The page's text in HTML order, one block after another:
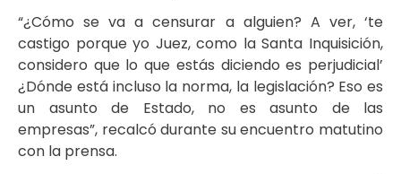
“¿Cómo se va a censurar a alguien? A ver, ‘te
castigo porque yo Juez, como la Santa Inquisición,
considero que lo que estás diciendo es perjudicial’
¿Dónde está incluso la norma, la legislación? Eso es
un asunto de Estado, no es asunto de las
empresas”, recalcó durante su encuentro matutino
con la prensa.